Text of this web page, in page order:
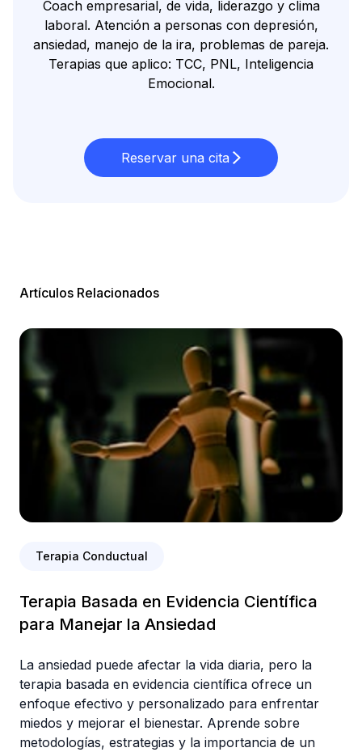
Coach empresarial, de vida, liderazgo y clima
laboral. Atención a personas con depresión,
ansiedad, manejo de la ira, problemas de pareja.
Terapias que aplico: TCC, PNL, Inteligencia
Emocional.
Reservar una cita
Artículos Relacionados
Terapia Conductual
Terapia Basada en Evidencia Científica
para Manejar la Ansiedad
La ansiedad puede afectar la vida diaria, pero la
terapia basada en evidencia científica ofrece un
enfoque efectivo y personalizado para enfrentar
miedos y mejorar el bienestar. Aprende sobre
metodologías, estrategias y la importancia de un